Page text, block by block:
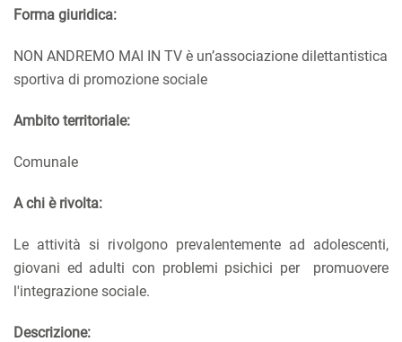
Forma giuridica:
NON ANDREMO MAI IN TV è un’associazione dilettantistica
sportiva di promozione sociale
Ambito territoriale:
Comunale
A chi è rivolta:
Le attività si rivolgono prevalentemente ad adolescenti,
giovani ed adulti con problemi psichici per promuovere
l'integrazione sociale.
Descrizione: